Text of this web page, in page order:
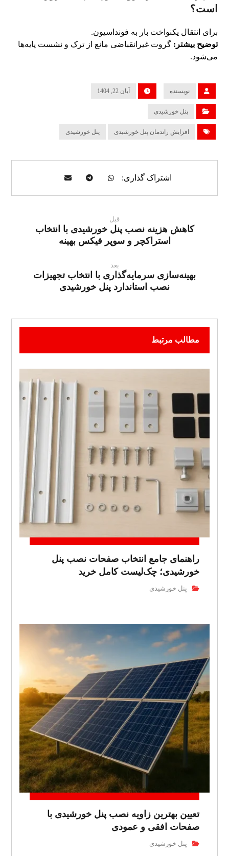
است؟
برای انتقال یکنواخت بار به فونداسیون.
توضیح بیشتر: گروت غیرانقباضی مانع از ترک و نشست پایه‌ها
می‌شود.
نویسنده آبان 22, 1404
پنل خورشیدی
افزایش راندمان پنل خورشیدی پنل خورشیدی
قبل
کاهش هزینه نصب پنل خورشیدی با انتخاب
استراکچر و سوپر فیکس بهینه
بعد
بهینه‌سازی سرمایه‌گذاری با انتخاب تجهیزات
نصب استاندارد پنل خورشیدی
مطالب مرتبط
راهنمای جامع انتخاب صفحات نصب پنل
خورشیدی؛ چک‌لیست کامل خرید
پنل خورشیدی
تعیین بهترین زاویه نصب پنل خورشیدی با
صفحات افقی و عمودی
پنل خورشیدی